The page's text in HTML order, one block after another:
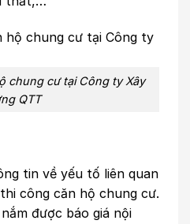
chung cư tại Công ty Xây
QTT
tin về yếu tố liên quan
công căn hộ chung cư.
được báo giá nội